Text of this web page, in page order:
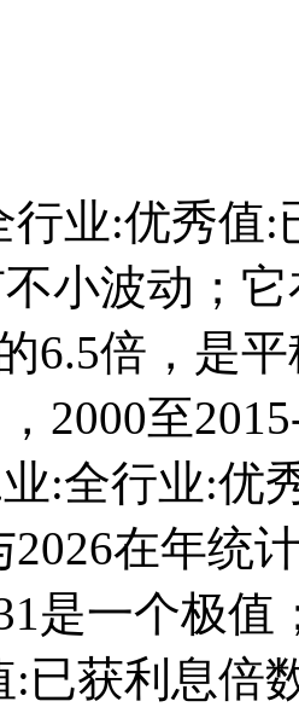
行业:优秀值
小波动；
6.5倍，是
2000至
:全行业:优
2026在年统
是一个极
:已获利息倍